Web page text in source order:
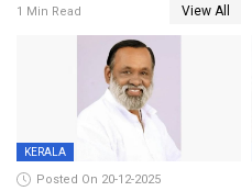
അന്വേഷിക്കും
1 Min Read View All
KERALA
Posted On 20-12-2025